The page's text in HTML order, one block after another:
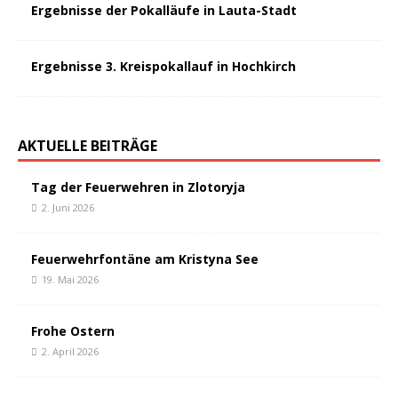
Ergebnisse der Pokalläufe in Lauta-Stadt
Ergebnisse 3. Kreispokallauf in Hochkirch
AKTUELLE BEITRÄGE
Tag der Feuerwehren in Zlotoryja
2. Juni 2026
Feuerwehrfontäne am Kristyna See
19. Mai 2026
Frohe Ostern
2. April 2026